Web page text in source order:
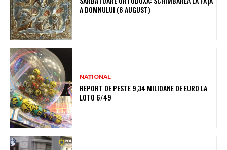
A DOMNULUI (6 AUGUST)
NAȚIONAL
REPORT DE PESTE 9,34 MILIOANE DE EURO LA
LOTO 6/49